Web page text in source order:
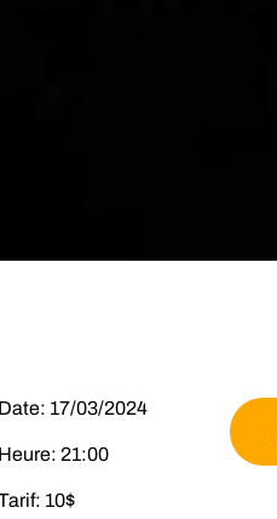
Date: 17/03/2024
Heure: 21:00
10$